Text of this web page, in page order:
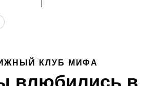
КЛУБ МИФА
влюбились в